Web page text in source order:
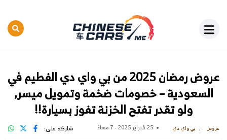
عروض رمضان 2025 من بي واي دي الفطيم في
السعودية – خصومات ضخمة وتمويل ميسر,
ولو تقدر تفتح الخزنة تفوز بسيارة!!
عروض بي واي دي 25 فبراير 2025 - 7 مساءً شاركه على: